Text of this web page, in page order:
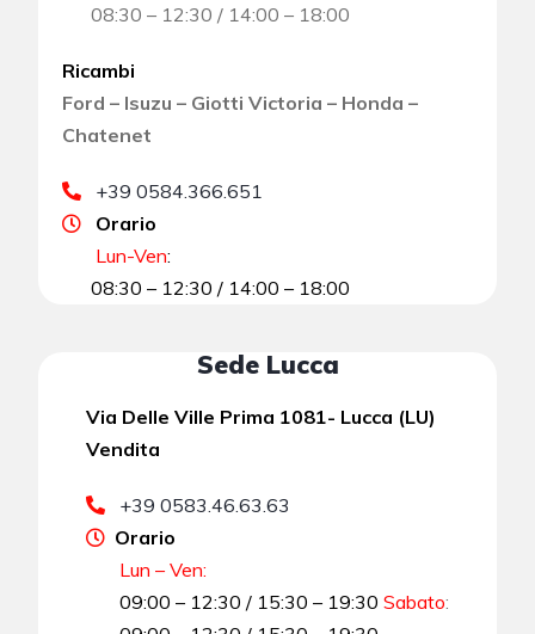
08:30 – 12:30 / 14:00 – 18:00
Ricambi
Ford – Isuzu – Giotti Victoria – Honda –
Chatenet
+39 0584.366.651
Orario
Lun-Ven:
08:30 – 12:30 / 14:00 – 18:00
Sede Lucca
Via Delle Ville Prima 1081- Lucca (LU)
Vendita
+39 0583.46.63.63
Orario
Lun – Ven:
09:00 – 12:30 / 15:30 – 19:30 Sabato: